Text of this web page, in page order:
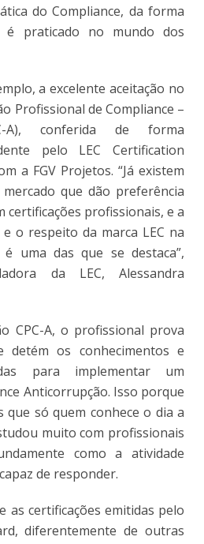
do Compliance, da forma
é praticado no mundo dos
a excelente aceitação no
Profissional de Compliance –
A), conferida de forma
pelo LEC Certification
a FGV Projetos. “Já existem
que dão preferência
certificações profissionais, e a
o respeito da marca LEC na
uma das que se destaca”,
da LEC, Alessandra
CPC-A, o profissional prova
detém os conhecimentos e
para implementar um
Anticorrupção. Isso porque
só quem conhece o dia a
muito com profissionais
como a atividade
de responder.
as certificações emitidas pelo
diferentemente de outras